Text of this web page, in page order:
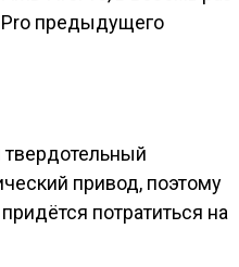
Pro предыдущего
привод, поэтому
потратиться на